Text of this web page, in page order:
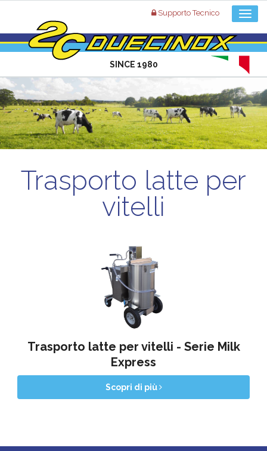
Supporto Tecnico
SINCE 1980
Trasporto latte per
vitelli
Trasporto latte per vitelli - Serie Milk
Express
Scopri di più